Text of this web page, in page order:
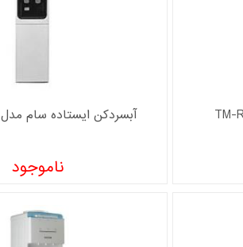
آبسردکن ایستاده سام مدل WD-SF763
ناموجود